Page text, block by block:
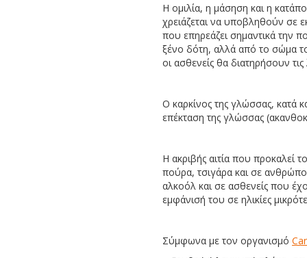
Η ομιλία, η μάσηση και η
χρειάζεται να υποβληθούν σε
που επηρεάζει σημαντικά την
ξένο δότη, αλλά από το σώμα
οι ασθενείς θα διατηρήσουν
Ο καρκίνος της γλώσσας, κατά
επέκταση της γλώσσας
Η ακριβής αιτία που προκαλεί
πούρα, τσιγάρα και σε
αλκοόλ και σε ασθενείς που
εμφάνισή του σε ηλικίες
Σύμφωνα με τον οργανισμό